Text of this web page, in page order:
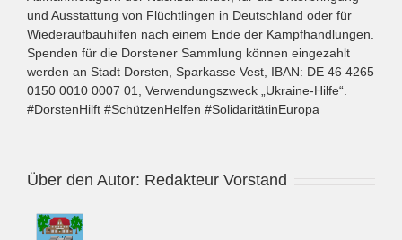
und Ausstattung von Flüchtlingen in Deutschland oder für
Wiederaufbauhilfen nach einem Ende der Kampfhandlungen.
Spenden für die Dorstener Sammlung können eingezahlt
werden an Stadt Dorsten, Sparkasse Vest, IBAN: DE 46 4265
0150 0010 0007 01, Verwendungszweck „Ukraine-Hilfe“.
#DorstenHilft #SchützenHelfen #SolidaritätinEuropa
Über den Autor: Redakteur Vorstand